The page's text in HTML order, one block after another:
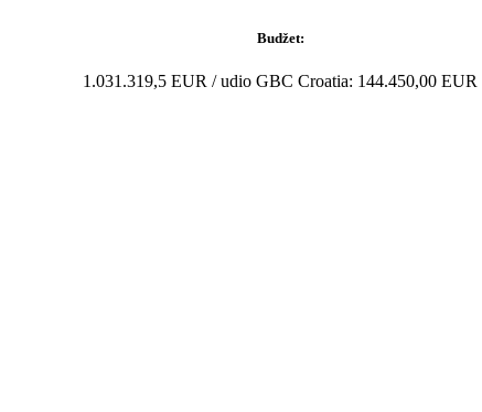
Budžet:
1.031.319,5 EUR / udio GBC Croatia: 144.450,00 EUR